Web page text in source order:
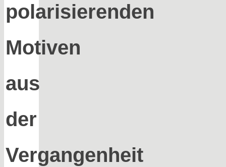
polarisierenden
Motiven
aus
der
Vergangenheit